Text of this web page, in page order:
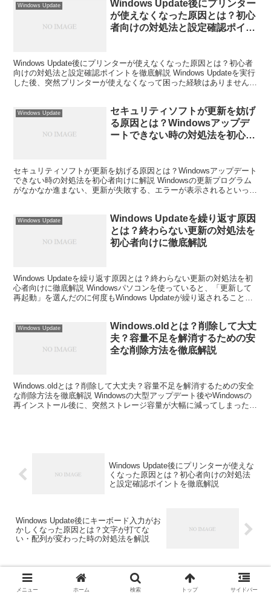
Windows Update
Windows Update後にプリンター
が使えなくなった原因とは？初心
者向けの対処法と設定確認ポイン
Windows Update後にプリンターが使えなくなった原因とは？初心者
向けの対処法と設定確認ポイントを徹底解説 Windows Updateを実行
した後、突然プリンターが使えなくなって困った経験はありません
Windows Update
セキュリティソフトが更新を妨げ
る原因とは？Windowsアップデ
ートできない時の対処法を初心者
セキュリティソフトが更新を妨げる原因とは？Windowsアップデート
できない時の対処法を初心者向けに解説 Windowsの更新プログラム
がなかなか進まない、更新が失敗する、エラーが表示されるといった
Windows Update
Windows Updateを繰り返す原因
とは？終わらない更新の対処法を
初心者向けに徹底解説
Windows Updateを繰り返す原因とは？終わらない更新の対処法を初
心者向けに徹底解説 Windowsパソコンを使っていると、「更新して
再起動」を選んだのに何度もWindows Updateが繰り返されることが
Windows Update
Windows.oldとは？削除して大丈
夫？容量不足を解消するための安
全な削除方法を徹底解説
Windows.oldとは？削除して大丈夫？容量不足を解消するための安全
な削除方法を徹底解説 Windowsの大型アップデート後やWindowsの
再インストール後に、突然ストレージ容量が大幅に減ってしまった経
Windows Update後にプリンターが使えな
くなった原因とは？初心者向けの対処法
と設定確認ポイントを徹底解説
Windows Update後にキーボード入力がお
かしくなった原因とは？文字が打てな
い・配列が変わった時の対処法を解説
コメント
メニュー ホーム 検索 トップ サイドバー